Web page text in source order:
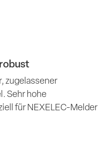
zugelassener
Sehr hohe
für NEXELEC-Melder